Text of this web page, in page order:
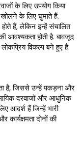
के लिए उपयोग किया
के लिए घुमाते हैं.
हैं, लेकिन इन्हें संचालित
आवश्यकता होती है. बावजूद
विकल्प बने हुए हैं.
है, जिससे उन्हें पकड़ना और
दरवाजों और आधुनिक
आदर्श हैं जिन्हें भारी
दोनों की